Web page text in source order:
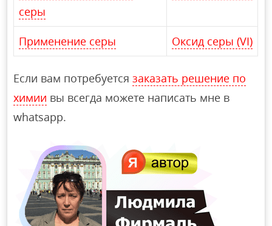
серы
Применение серы Оксид серы (VI)
Если вам потребуетсязаказать решение по
химии вы всегда можете написать мне в
whatsapp.